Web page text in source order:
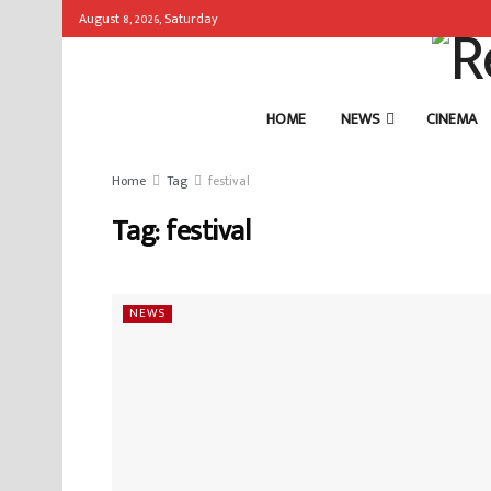
August 8, 2026, Saturday
HOME NEWS CINEMA
Home Tag festival
Tag:festival
NEWS